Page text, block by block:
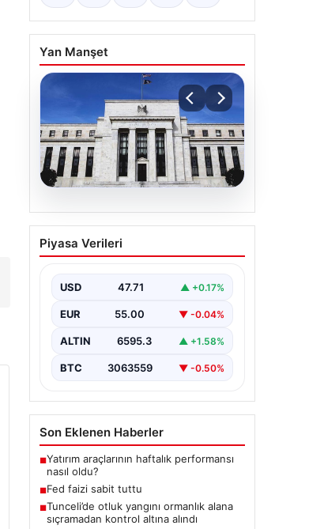
Yan Manşet
06.08.2026
Fed faizi sabit tuttu
Piyasa Verileri
USD 47.71 ▲ +0.17%
EUR 55.00 ▼ -0.04%
ALTIN 6595.3 ▲ +1.58%
BTC 3063559 ▼ -0.50%
Son Eklenen Haberler
■Yatırım araçlarının haftalık performansı
nasıl oldu?
■Fed faizi sabit tuttu
■Tunceli’de otluk yangını ormanlık alana
sıçramadan kontrol altına alındı